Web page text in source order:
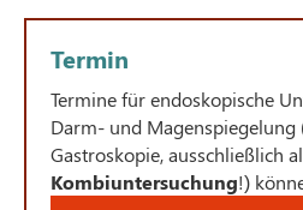
Termin
Termine für endoskopische
Darm- und Magenspiegelung
Gastroskopie, ausschließlich
Kombiuntersuchung!)